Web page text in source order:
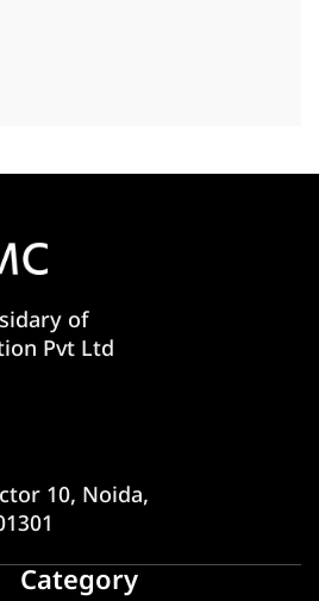
of
Pvt Ltd
10, Noida,
Category